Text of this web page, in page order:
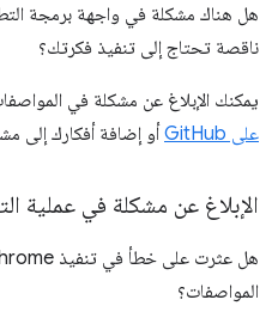
هل هناك مشكلة في واجهة برمجة
ناقصة تحتاج إلى تنفيذ فكرتك؟
يمكنك الإبلاغ عن مشكلة في
على GitHub
أو إضافة أفكارك إلى
الإبلاغ عن مشكلة في عملية
المواصفات؟